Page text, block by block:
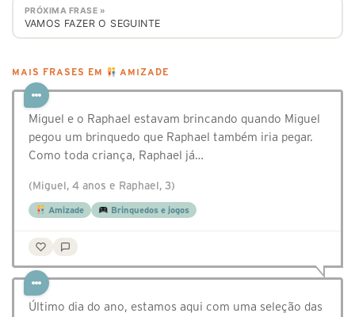
PRÓXIMA FRASE »
VAMOS FAZER O SEGUINTE
MAIS FRASES EM AMIZADE
Miguel e o Raphael estavam brincando quando Miguel
pegou um brinquedo que Raphael também iria pegar.
Como toda criança, Raphael já…
(Miguel, 4 anos e Raphael, 3)
Amizade Brinquedos e jogos
Último dia do ano, estamos aqui com uma seleção das